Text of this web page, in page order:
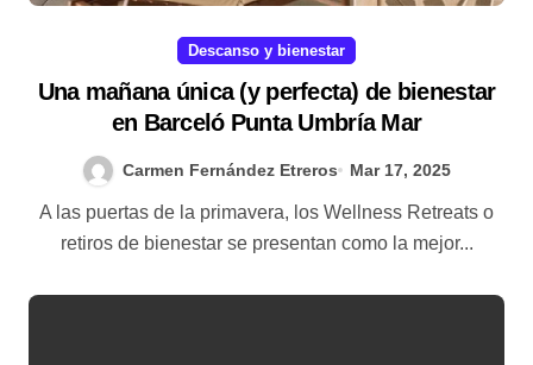
Descanso y bienestar
Una mañana única (y perfecta) de bienestar
en Barceló Punta Umbría Mar
Carmen Fernández Etreros Mar 17, 2025
A las puertas de la primavera, los Wellness Retreats o
retiros de bienestar se presentan como la mejor...